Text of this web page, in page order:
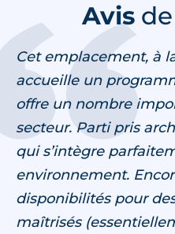
Avisde
Cet emplacement, à
accueille un
offre un nombre
secteur. Parti pris
qui s’intègre
environnement.
disponibilités pour
maîtrisés